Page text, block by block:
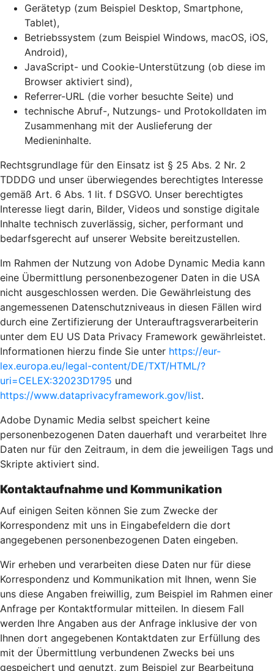
Gerätetyp (zum Beispiel Desktop, Smartphone,
Tablet),
Betriebssystem (zum Beispiel Windows, macOS, iOS,
Android),
JavaScript- und Cookie-Unterstützung (ob diese im
Browser aktiviert sind),
Referrer-URL (die vorher besuchte Seite) und
technische Abruf-, Nutzungs- und Protokolldaten im
Zusammenhang mit der Auslieferung der
Medieninhalte.
Rechtsgrundlage für den Einsatz ist § 25 Abs. 2 Nr. 2
TDDDG und unser überwiegendes berechtigtes Interesse
gemäß Art. 6 Abs. 1 lit. f DSGVO. Unser berechtigtes
Interesse liegt darin, Bilder, Videos und sonstige digitale
Inhalte technisch zuverlässig, sicher, performant und
bedarfsgerecht auf unserer Website bereitzustellen.
Im Rahmen der Nutzung von Adobe Dynamic Media kann
eine Übermittlung personenbezogener Daten in die USA
nicht ausgeschlossen werden. Die Gewährleistung des
angemessenen Datenschutzniveaus in diesen Fällen wird
durch eine Zertifizierung der Unterauftragsverarbeiterin
unter dem EU US Data Privacy Framework gewährleistet.
Informationen hierzu finde Sie unter https://eur-
lex.europa.eu/legal-content/DE/TXT/HTML/?
uri=CELEX:32023D1795 und
https://www.dataprivacyframework.gov/list.
Adobe Dynamic Media selbst speichert keine
personenbezogenen Daten dauerhaft und verarbeitet Ihre
Daten nur für den Zeitraum, in dem die jeweiligen Tags und
Skripte aktiviert sind.
Kontaktaufnahme und Kommunikation
Auf einigen Seiten können Sie zum Zwecke der
Korrespondenz mit uns in Eingabefeldern die dort
angegebenen personenbezogenen Daten eingeben.
Wir erheben und verarbeiten diese Daten nur für diese
Korrespondenz und Kommunikation mit Ihnen, wenn Sie
uns diese Angaben freiwillig, zum Beispiel im Rahmen einer
Anfrage per Kontaktformular mitteilen. In diesem Fall
werden Ihre Angaben aus der Anfrage inklusive der von
Ihnen dort angegebenen Kontaktdaten zur Erfüllung des
mit der Übermittlung verbundenen Zwecks bei uns
gespeichert und genutzt, zum Beispiel zur Bearbeitung